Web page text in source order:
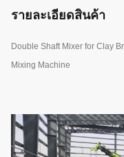
รายละเอียดสินค้า
Double Shaft Mixer for Clay
Mixing Machine